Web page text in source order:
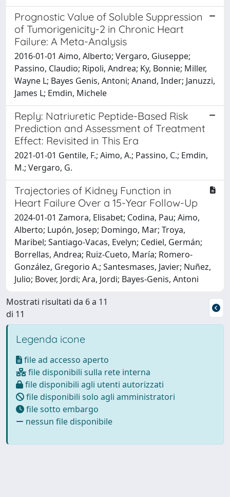
Prognostic Value of Soluble Suppression
of Tumorigenicity-2 in Chronic Heart
Failure: A Meta-Analysis
2016-01-01 Aimo, Alberto; Vergaro, Giuseppe;
Passino, Claudio; Ripoli, Andrea; Ky, Bonnie; Miller,
Wayne L; Bayes Genis, Antoni; Anand, Inder; Januzzi,
James L; Emdin, Michele
Reply: Natriuretic Peptide-Based Risk
Prediction and Assessment of Treatment
Effect: Revisited in This Era
2021-01-01 Gentile, F.; Aimo, A.; Passino, C.; Emdin,
M.; Vergaro, G.
Trajectories of Kidney Function in
Heart Failure Over a 15-Year Follow-Up
2024-01-01 Zamora, Elisabet; Codina, Pau; Aimo,
Alberto; Lupón, Josep; Domingo, Mar; Troya,
Maribel; Santiago-Vacas, Evelyn; Cediel, Germán;
Borrellas, Andrea; Ruiz-Cueto, María; Romero-
González, Gregorio A.; Santesmases, Javier; Nuñez,
Julio; Bover, Jordi; Ara, Jordi; Bayes-Genis, Antoni
Mostrati risultati da 6 a 11
di 11
Legenda icone
file ad accesso aperto
file disponibili sulla rete interna
file disponibili agli utenti autorizzati
file disponibili solo agli amministratori
file sotto embargo
nessun file disponibile